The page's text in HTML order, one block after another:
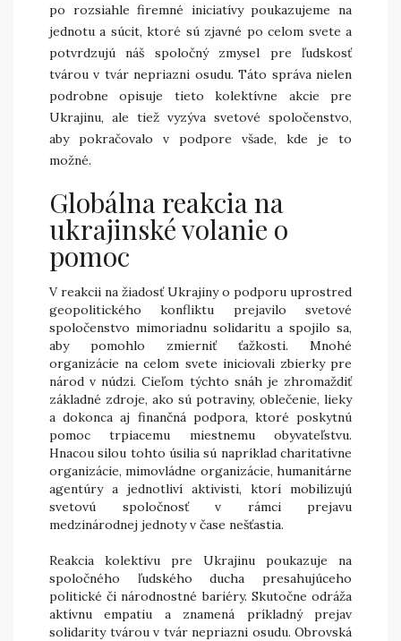
po rozsiahle firemné iniciatívy poukazujeme na
jednotu a súcit, ktoré sú zjavné po celom svete a
potvrdzujú náš spoločný zmysel pre ľudskosť
tvárou v tvár nepriazni osudu. Táto správa nielen
podrobne opisuje tieto kolektívne akcie pre
Ukrajinu, ale tiež vyzýva svetové spoločenstvo,
aby pokračovalo v podpore všade, kde je to
možné.
Globálna reakcia na
ukrajinské volanie o
pomoc
V reakcii na žiadosť Ukrajiny o podporu uprostred
geopolitického konfliktu prejavilo svetové
spoločenstvo mimoriadnu solidaritu a spojilo sa,
aby pomohlo zmierniť ťažkosti. Mnohé
organizácie na celom svete iniciovali zbierky pre
národ v núdzi. Cieľom týchto snáh je zhromaždiť
základné zdroje, ako sú potraviny, oblečenie, lieky
a dokonca aj finančná podpora, ktoré poskytnú
pomoc trpiacemu miestnemu obyvateľstvu.
Hnacou silou tohto úsilia sú napríklad charitatívne
organizácie, mimovládne organizácie, humanitárne
agentúry a jednotliví aktivisti, ktorí mobilizujú
svetovú spoločnosť v rámci prejavu
medzinárodnej jednoty v čase nešťastia.
Reakcia kolektívu pre Ukrajinu poukazuje na
spoločného ľudského ducha presahujúceho
politické či národnostné bariéry. Skutočne odráža
aktívnu empatiu a znamená príkladný prejav
solidarity tvárou v tvár nepriazni osudu. Obrovská